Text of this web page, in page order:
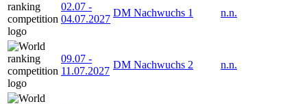
02.07 -
04.07.2027
DM Nachwuchs 1 n.n.
09.07 -
11.07.2027
DM Nachwuchs 2 n.n.